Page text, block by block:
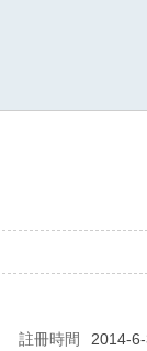
註冊時間
2014-